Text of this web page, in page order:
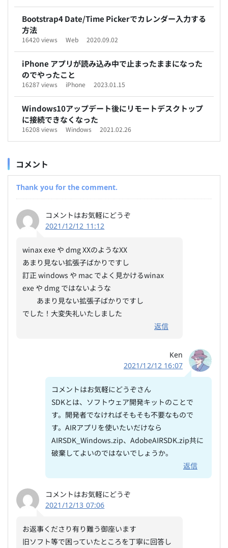
Bootstrap4 Date/Time Pickerでカレンダー入力する
方法
16420 views Web 2020.09.02
iPhone アプリが読み込み中で止まったままになった
のでやったこと
16287 views iPhone 2023.01.15
Windows10アップデート後にリモートデスクトップ
に接続できなくなった
16208 views Windows 2021.02.26
コメント
Thank you for the comment.
コメントはお気軽にどうぞ
2021/12/12 11:12
winax exe や dmg XXのようなXX
あまり見ない拡張子ばかりですし
訂正 windows や mac でよく見かけるwinax
exe や dmg ではないような
あまり見ない拡張子ばかりですし
でした！大変失礼いたしました
返信
Ken
2021/12/12 16:07
コメントはお気軽にどうぞさん
SDKとは、ソフトウェア開発キットのことで
す。開発者でなければそもそも不要なもので
す。AIRアプリを使いたいだけなら
AIRSDK_Windows.zip、AdobeAIRSDK.zip共に
破棄してよいのではないでしょうか。
返信
コメントはお気軽にどうぞ
2021/12/13 07:06
お返事くださり有り難う御座います
旧ソフト等で困っていたところを丁寧に回答し